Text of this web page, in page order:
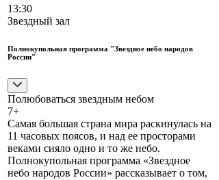
13:30
Звездный зал
Полнокупольная программа "Звездное небо народов
России"
Полюбоваться звездным небом
7+
Самая большая страна мира раскинулась на
11 часовых поясов, и над ее просторами
веками сияло одно и то же небо.
Полнокупольная программа «Звездное
небо народов России» рассказывает о том,